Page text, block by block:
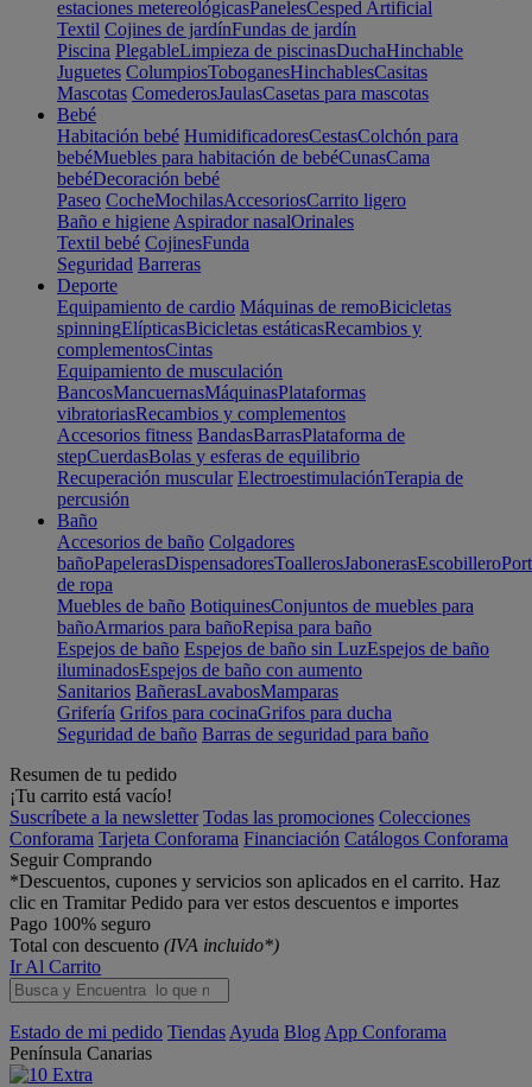
estaciones metereológicasPanelesCesped Artificial
Textil Cojines de jardínFundas de jardín
Piscina PlegableLimpieza de piscinasDuchaHinchable
Juguetes ColumpiosToboganesHinchablesCasitas
Mascotas ComederosJaulasCasetas para mascotas
Bebé
Habitación bebé HumidificadoresCestasColchón para
bebéMuebles para habitación de bebéCunasCama
bebéDecoración bebé
Paseo CocheMochilasAccesoriosCarrito ligero
Baño e higiene Aspirador nasalOrinales
Textil bebé CojinesFunda
Seguridad Barreras
Deporte
Equipamiento de cardio Máquinas de remoBicicletas
spinningElípticasBicicletas estáticasRecambios y
complementosCintas
Equipamiento de musculación
BancosMancuernasMáquinasPlataformas
vibratoriasRecambios y complementos
Accesorios fitness BandasBarrasPlataforma de
stepCuerdasBolas y esferas de equilibrio
Recuperación muscular ElectroestimulaciónTerapia de
percusión
Baño
Accesorios de baño Colgadores
bañoPapelerasDispensadoresToallerosJabonerasEscobillero
de ropa
Muebles de baño BotiquinesConjuntos de muebles para
bañoArmarios para bañoRepisa para baño
Espejos de baño Espejos de baño sin LuzEspejos de baño
iluminadosEspejos de baño con aumento
Sanitarios BañerasLavabosMamparas
Grifería Grifos para cocinaGrifos para ducha
Seguridad de baño Barras de seguridad para baño
Resumen de tu pedido
¡Tu carrito está vacío!
Suscríbete a la newsletter Todas las promociones Colecciones
Conforama Tarjeta Conforama Financiación Catálogos Conforama
Seguir Comprando
*Descuentos, cupones y servicios son aplicados en el carrito. Haz
clic en Tramitar Pedido para ver estos descuentos e importes
Pago 100% seguro
Total con descuento (IVA incluido*)
Ir Al Carrito
Estado de mi pedido Tiendas Ayuda Blog App Conforama
Península Canarias